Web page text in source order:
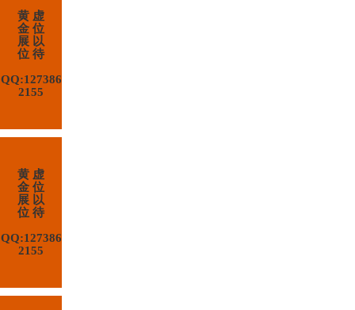
黄 虚
金 位
展 以
位 待
QQ:127386
2155
黄 虚
金 位
展 以
位 待
QQ:127386
2155